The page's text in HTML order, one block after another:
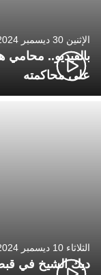
الإثنين 30 ديسمبر 2024 - 6:13
بالفيديو.. محامي
على محاكمته
الثلاثاء 10 ديسمبر 2024 - 4:54
ديك الشيخ في